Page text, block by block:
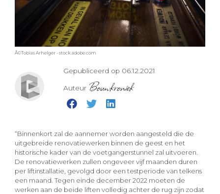
Â©Tobias Arhelger - stock.adobe.com
Gepubliceerd op 06.12.2021
Auteur Bouwkroniek
“Binnenkort zal de aannemer worden aangesteld die de
uitgebreide renovatiewerken binnen de geest en het
historische kader van de voetgangerstunnel zal uitvoeren.
De renovatiewerken zullen ongeveer vijf maanden duren
per liftinstallatie, gevolgd door een testperiode van telkens
een maand. Tegen einde december 2022 moeten de
werken aan de beide liften volledig achter de rug zijn zodat